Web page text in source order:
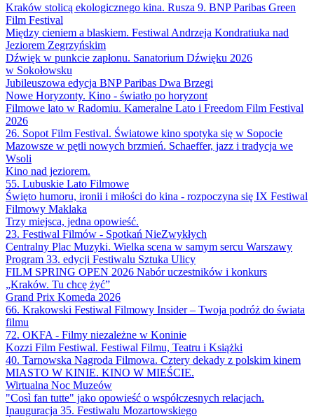
Kraków stolicą ekologicznego kina. Rusza 9. BNP Paribas Green
Film Festival
Między cieniem a blaskiem. Festiwal Andrzeja Kondratiuka nad
Jeziorem Zegrzyńskim
Dźwięk w punkcie zapłonu. Sanatorium Dźwięku 2026
w Sokołowsku
Jubileuszowa edycja BNP Paribas Dwa Brzegi
Nowe Horyzonty. Kino - światło po horyzont
Filmowe lato w Radomiu. Kameralne Lato i Freedom Film Festival
2026
26. Sopot Film Festival. Światowe kino spotyka się w Sopocie
Mazowsze w pętli nowych brzmień. Schaeffer, jazz i tradycja we
Wsoli
Kino nad jeziorem.
55. Lubuskie Lato Filmowe
Święto humoru, ironii i miłości do kina - rozpoczyna się IX Festiwal
Filmowy Maklaka
Trzy miejsca, jedna opowieść.
23. Festiwal Filmów - Spotkań NieZwykłych
Centralny Plac Muzyki. Wielka scena w samym sercu Warszawy
Program 33. edycji Festiwalu Sztuka Ulicy
FILM SPRING OPEN 2026 Nabór uczestników i konkurs
„Kraków. Tu chcę żyć”
Grand Prix Komeda 2026
66. Krakowski Festiwal Filmowy Insider – Twoja podróż do świata
filmu
72. OKFA - Filmy niezależne w Koninie
Kozzi Film Festiwal. Festiwal Filmu, Teatru i Książki
40. Tarnowska Nagroda Filmowa. Cztery dekady z polskim kinem
MIASTO W KINIE. KINO W MIEŚCIE.
Wirtualna Noc Muzeów
"Così fan tutte" jako opowieść o współczesnych relacjach.
Inauguracja 35. Festiwalu Mozartowskiego